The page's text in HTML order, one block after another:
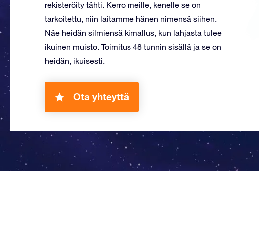
rekisteröity tähti. Kerro meille, kenelle se on
tarkoitettu, niin laitamme hänen nimensä siihen.
Näe heidän silmiensä kimallus, kun lahjasta tulee
ikuinen muisto. Toimitus 48 tunnin sisällä ja se on
heidän, ikuisesti.
Ota yhteyttä